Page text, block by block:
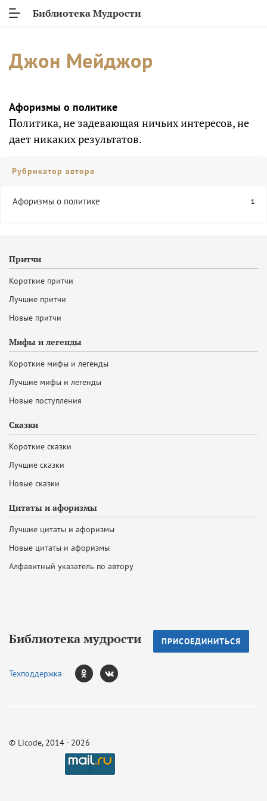
Библиотека Мудрости
Джон Мейджор
Афоризмы о политике
Политика, не задевающая ничьих интересов, не
дает никаких результатов.
Рубрикатор автора
Афоризмы о политике 1
Притчи
Короткие притчи
Лучшие притчи
Новые притчи
Мифы и легенды
Короткие мифы и легенды
Лучшие мифы и легенды
Новые поступления
Сказки
Короткие сказки
Лучшие сказки
Новые сказки
Цитаты и афоризмы
Лучшие цитаты и афоризмы
Новые цитаты и афоризмы
Алфавитный указатель по автору
Библиотека мудрости ПРИСОЕДИНИТЬСЯ
Техподдержка
© Licode, 2014 - 2026